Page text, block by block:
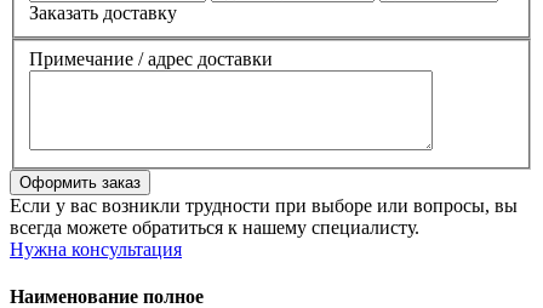
Заказать доставку
Примечание / адрес доставки
Если у вас возникли трудности при выборе или вопросы, вы
всегда можете обратиться к нашему специалисту.
Нужна консультация
Наименование полное